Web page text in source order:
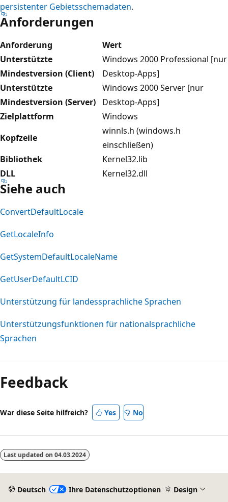
persistenter Gebietsschemadaten.
Anforderungen
Anforderung
Wert
Unterstützte
Mindestversion (Client)
Windows 2000 Professional [nur
Desktop-Apps]
Unterstützte
Mindestversion (Server)
Windows 2000 Server [nur
Desktop-Apps]
Zielplattform
Windows
Kopfzeile
winnls.h (windows.h
einschließen)
Bibliothek
Kernel32.lib
DLL
Kernel32.dll
Siehe auch
ConvertDefaultLocale
GetLocaleInfo
GetSystemDefaultLocaleName
GetUserDefaultLCID
Unterstützung für landessprachliche Sprachen
Unterstützungsfunktionen für nationalsprachliche
Sprachen
deaktiviert
Feedback
War diese Seite hilfreich? Yes No
Last updated on 04.03.2024
Deutsch Ihre Datenschutzoptionen Design